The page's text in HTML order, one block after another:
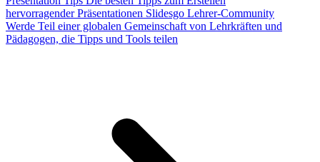
hervorragender Präsentationen Slidesgo Lehrer-Community
Werde Teil einer globalen Gemeinschaft von Lehrkräften und
Pädagogen, die Tipps und Tools teilen